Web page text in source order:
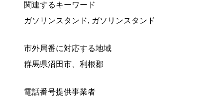
関連するキーワード
ガソリンスタンド, ガソリンスタンド
市外局番に対応する地域
群馬県沼田市、利根郡
電話番号提供事業者